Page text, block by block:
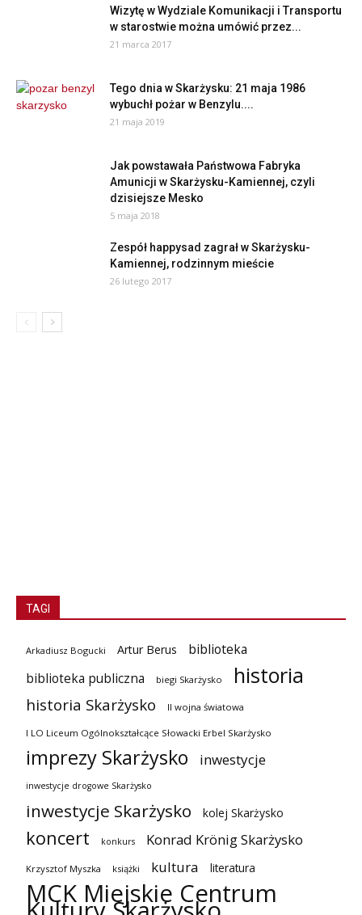
Wizytę w Wydziale Komunikacji i Transportu
w starostwie można umówić przez...
21 marca 2017
Tego dnia w Skarżysku: 21 maja 1986
wybuchł pożar w Benzylu....
21 maja 2019
Jak powstawała Państwowa Fabryka
Amunicji w Skarżysku-Kamiennej, czyli
dzisiejsze Mesko
5 maja 2018
Zespół happysad zagrał w Skarżysku-
Kamiennej, rodzinnym mieście
26 lutego 2017
TAGI
Arkadiusz Bogucki Artur Berus
biblioteka
biblioteka publiczna
biegi Skarżysko historia
historia Skarżysko II wojna światowa
I LO Liceum Ogólnokształcące Słowacki Erbel Skarżysko
imprezy Skarżysko inwestycje
inwestycje drogowe Skarżysko
inwestycje Skarżysko kolej Skarżysko
koncert konkurs Konrad Krönig Skarżysko
Krzysztof Myszka książki kultura literatura
MCK Miejskie Centrum